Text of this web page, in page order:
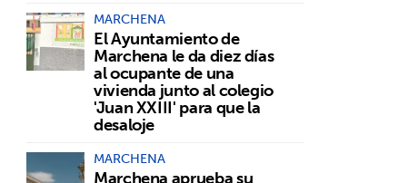
MARCHENA
El Ayuntamiento de
Marchena le da diez días
al ocupante de una
vivienda junto al colegio
'Juan XXIII' para que la
desaloje
MARCHENA